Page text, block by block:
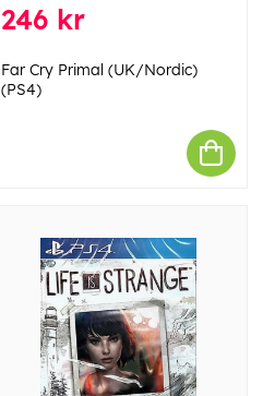
246 kr
Far Cry Primal (UK/Nordic)
(PS4)